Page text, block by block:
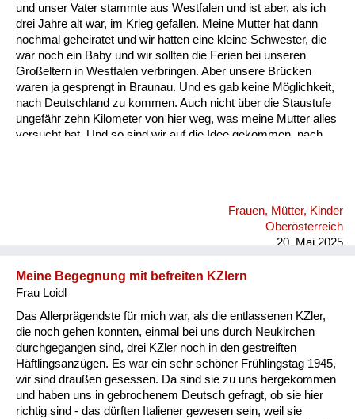
und unser Vater stammte aus Westfalen und ist aber, als ich
drei Jahre alt war, im Krieg gefallen. Meine Mutter hat dann
nochmal geheiratet und wir hatten eine kleine Schwester, die
war noch ein Baby und wir sollten die Ferien bei unseren
Großeltern in Westfalen verbringen. Aber unsere Brücken
waren ja gesprengt in Braunau. Und es gab keine Möglichkeit,
nach Deutschland zu kommen. Auch nicht über die Staustufe
ungefähr zehn Kilometer von hier weg, was meine Mutter alles
versucht hat. Und so sind wir auf die Idee gekommen, nach
war das Purtschellerhaus. Und da haben sich viele Menschen
Frauen, Mütter, Kinder
Oberösterreich
20. Mai 2025
Meine Begegnung mit befreiten KZlern
Frau Loidl
Das Allerprägendste für mich war, als die entlassenen KZler,
die noch gehen konnten, einmal bei uns durch Neukirchen
durchgegangen sind, drei KZler noch in den gestreiften
Häftlingsanzügen. Es war ein sehr schöner Frühlingstag 1945,
wir sind draußen gesessen. Da sind sie zu uns hergekommen
und haben uns in gebrochenem Deutsch gefragt, ob sie hier
richtig sind - das dürften Italiener gewesen sein, weil sie